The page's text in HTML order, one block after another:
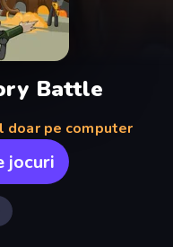
Battle
doar pe computer
jocuri